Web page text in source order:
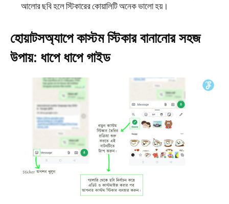
আলোর ছবি হলে স্টিকারের কোয়ালিটি অনেক ভালো হয়।
হোয়াটসঅ্যাপে কাস্টম স্টিকার বানানোর সহজ
উপায়: ধাপে ধাপে গাইড